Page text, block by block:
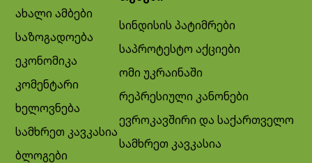
ახალი ამბები
საზოგადოება
ეკონომიკა
კომენტარი
ხელოვნება
სამხრეთ კავკასია
ბლოგები
სინდისის პატიმრები
საპროტესტო აქციები
ომი უკრაინაში
რეპრესიული კანონები
ევროკავშირი და საქართველო
სამხრეთ კავკასია